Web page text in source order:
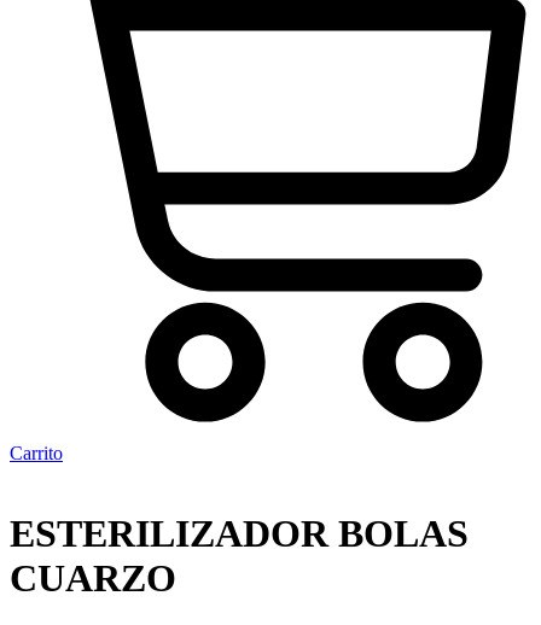
Carrito
ESTERILIZADOR BOLAS
CUARZO